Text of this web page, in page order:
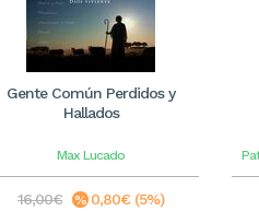
Gente Común Perdidos y
Hallados
Max Lucado
16,00€ 0,80€ (5%)